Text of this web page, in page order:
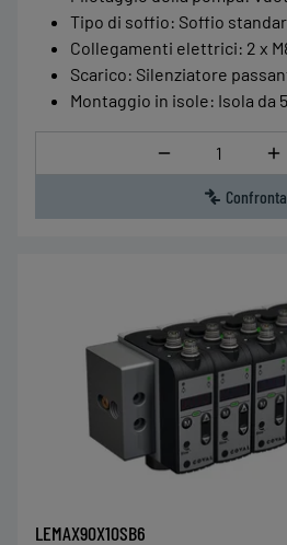
Tipo di soffio: Soffio
Collegamenti elettrici: 2 x
Scarico: Silenziatore
Montaggio in isole: Isola da
Quantità
Confronta
LEMAX90X10SB6